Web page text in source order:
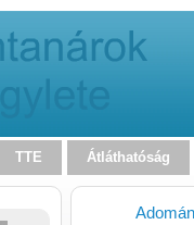
TTE Átláthatóság